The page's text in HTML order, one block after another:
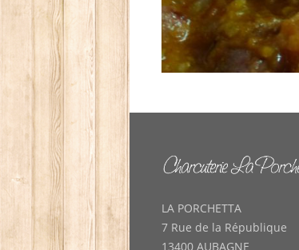
LA PORCHETTA
7 Rue de la République
13400 AUBAGNE